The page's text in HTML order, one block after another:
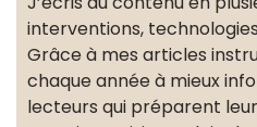
interventions,
Grâce à mes articles
chaque année à mieux
lecteurs qui préparent